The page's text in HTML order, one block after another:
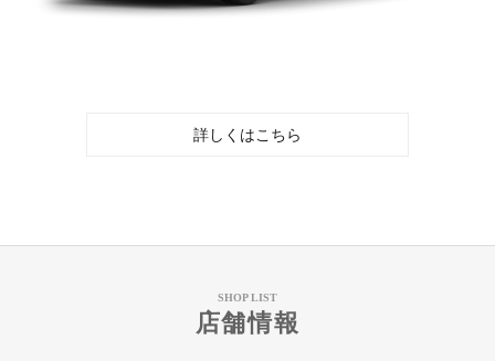
詳しくはこちら
SHOP LIST
店舗情報